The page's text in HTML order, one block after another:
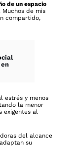
de un espacio
de mis
compartido,
estrés y menos
la menor
exigentes al
del alcance
su